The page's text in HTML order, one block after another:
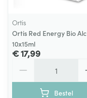
Ortis
Ortis Red Energy Bio Alc
10x15ml
€ 17,99
Bestel